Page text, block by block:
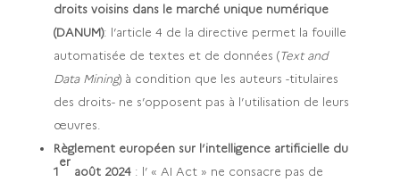
droits voisins dans le marché unique numérique
(DANUM): l’article 4 de la directive permet la fouille
automatisée de textes et de données (Text and
Data Mining) à condition que les auteurs -titulaires
des droits- ne s’opposent pas à l’utilisation de leurs
œuvres.
Règlement européen sur l’intelligence artificielle du
1
er
août 2024 : l’ « AI Act » ne consacre pas de